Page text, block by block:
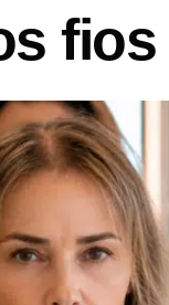
fios